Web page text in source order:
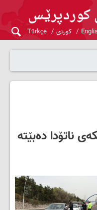
کوردی Türkçe
ناتۆدا دەبێتە